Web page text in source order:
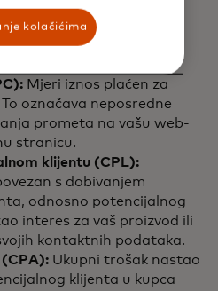
Mjeri iznos plaćen za
označava neposredne
prometa na vašu web-
stranicu.
klijentu (CPL):
s dobivanjem
odnosno potencijalnog
interes za vaš proizvod ili
kontaktnih podataka.
Ukupni trošak nastao
klijenta u kupca
kolačićima